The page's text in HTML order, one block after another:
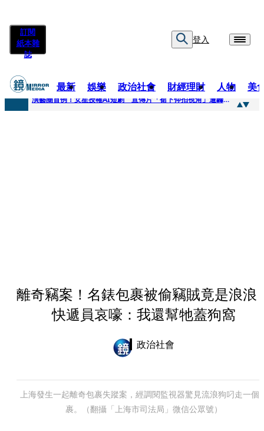
訂閱
紙本雜
誌
登入
最新 娛樂 政治社會 財經理財 人物 美
快訊
演藝圈首例！女星授權AI短劇 宣傳片「裙下仰拍視角」遭轟擦邊：自降身價
離奇竊案！名錶包裹被偷竊賊竟是浪
快遞員哀嚎：我還幫牠蓋狗窩
政治社會
上海發生一起離奇包裹失蹤案，經調閱監視器驚見流浪狗叼走一個
裹。（翻攝「上海市司法局」微信公眾號）